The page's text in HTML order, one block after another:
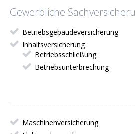
Gewerbliche
Betriebsgebäudeversicherung
Inhaltsversicherung
Betriebsschließung
Betriebsunterbrechung
Maschinenversicherung